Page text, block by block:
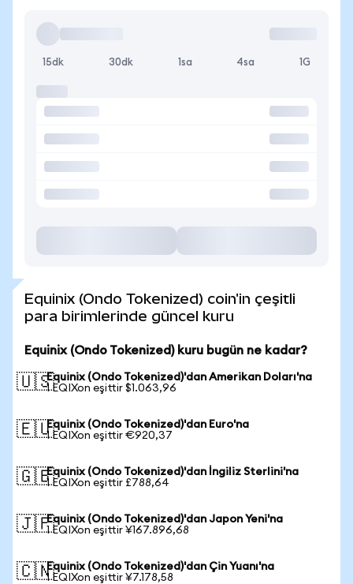
15dk 30dk 1sa 4sa 1G
Equinix (Ondo Tokenized) coin'in çeşitli
para birimlerinde güncel kuru
Equinix (Ondo Tokenized) kuru bugün ne kadar?
🇺🇸Equinix (Ondo Tokenized)'dan Amerikan Doları'na
1 EQIXon eşittir $1.063,96
🇪🇺Equinix (Ondo Tokenized)'dan Euro'na
1 EQIXon eşittir €920,37
🇬🇧Equinix (Ondo Tokenized)'dan İngiliz Sterlini'na
1 EQIXon eşittir £788,64
🇯🇵Equinix (Ondo Tokenized)'dan Japon Yeni'na
1 EQIXon eşittir ¥167.896,68
🇨🇳Equinix (Ondo Tokenized)'dan Çin Yuanı'na
1 EQIXon eşittir ¥7.178,58